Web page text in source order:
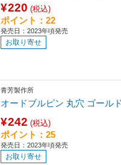
¥220 (税込)
ポイント：22
発売日：2023年頃発売
お取り寄せ
青芳製作所
オードブルピン 丸穴 ゴール
¥242 (税込)
ポイント：25
発売日：2023年頃発売
お取り寄せ